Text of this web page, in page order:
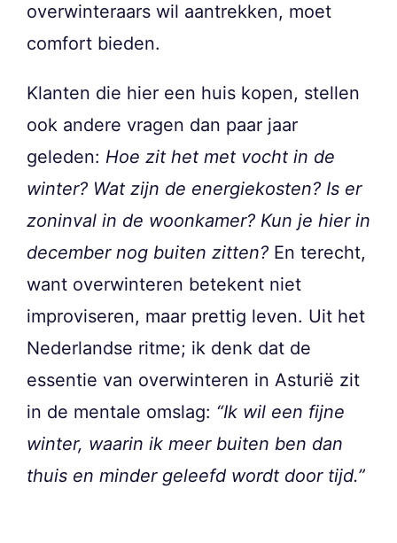
overwinteraars wil aantrekken, moet
comfort bieden.
Klanten die hier een huis kopen, stellen
ook andere vragen dan paar jaar
geleden: Hoe zit het met vocht in de
winter? Wat zijn de energiekosten? Is er
zoninval in de woonkamer? Kun je hier in
december nog buiten zitten? En terecht,
want overwinteren betekent niet
improviseren, maar prettig leven. Uit het
Nederlandse ritme; ik denk dat de
essentie van overwinteren in Asturië zit
in de mentale omslag: “Ik wil een fijne
winter, waarin ik meer buiten ben dan
thuis en minder geleefd wordt door tijd.”